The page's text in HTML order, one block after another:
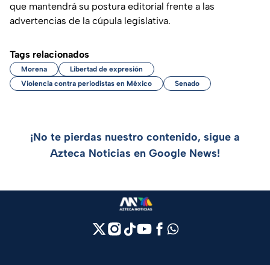
que mantendrá su postura editorial frente a las
advertencias de la cúpula legislativa.
Tags relacionados
Morena
Libertad de expresión
Violencia contra periodistas en México
Senado
¡No te pierdas nuestro contenido, sigue a
Azteca Noticias en Google News!